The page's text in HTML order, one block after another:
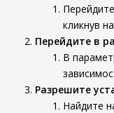
кликнув
Перейдите в
В
Разрешите
Найдите